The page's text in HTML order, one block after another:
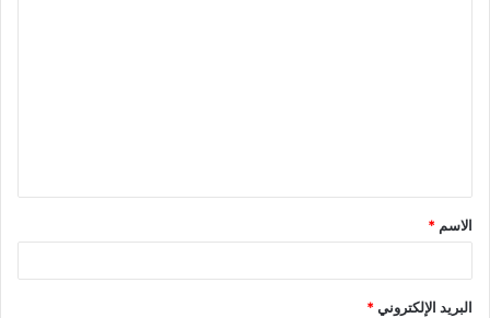
ق
*
الاسم *
البريد الإلكتروني*